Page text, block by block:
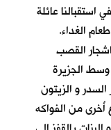
عائلة
الغداء.
القصب
وسط الجزيرة
و الزيتون
أُخرى من الفواكه